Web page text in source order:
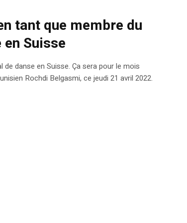
tant que membre du
Suisse
danse en Suisse. Ça sera pour le mois
Rochdi Belgasmi, ce jeudi 21 avril 2022.